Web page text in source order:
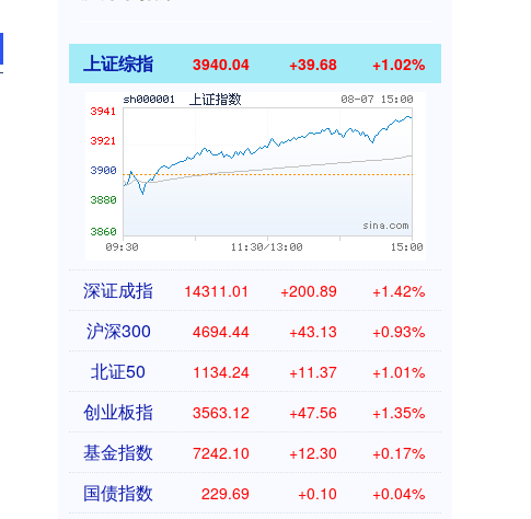
上证综指 3940.04 +39.68 +1.02%
深证成指 14311.01 +200.89 +1.42%
沪深300 4694.44 +43.13 +0.93%
北证50 1134.24 +11.37 +1.01%
创业板指 3563.12 +47.56 +1.35%
基金指数 7242.10 +12.30 +0.17%
国债指数 229.69 +0.10 +0.04%